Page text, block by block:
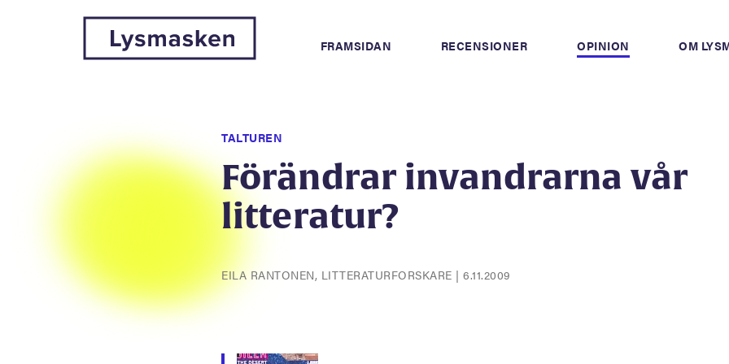
FRAMSIDAN RECENSIONER OPINION OM
TALTUREN
Förändrar invandrarna vår
litteratur?
EILA RANTONEN, LITTERATURFORSKARE | 6.11.2009